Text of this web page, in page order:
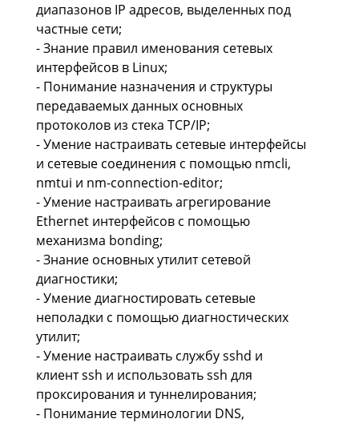
диапазонов IP адресов, выделенных под
частные сети;
- Знание правил именования сетевых
интерфейсов в Linux;
- Понимание назначения и структуры
передаваемых данных основных
протоколов из стека TCP/IP;
- Умение настраивать сетевые интерфейсы
и сетевые соединения с помощью nmcli,
nmtui и nm-connection-editor;
- Умение настраивать агрегирование
Ethernet интерфейсов с помощью
механизма bonding;
- Знание основных утилит сетевой
диагностики;
- Умение диагностировать сетевые
неполадки с помощью диагностических
утилит;
- Умение настраивать службу sshd и
клиент ssh и использовать ssh для
проксирования и туннелирования;
- Понимание терминологии DNS,